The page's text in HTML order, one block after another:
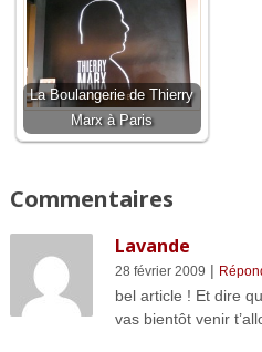
La Boulangerie de Thierry
Marx à Paris
Commentaires
Lavande
28 février 2009 |
bel article ! Et dire
vas bientôt venir